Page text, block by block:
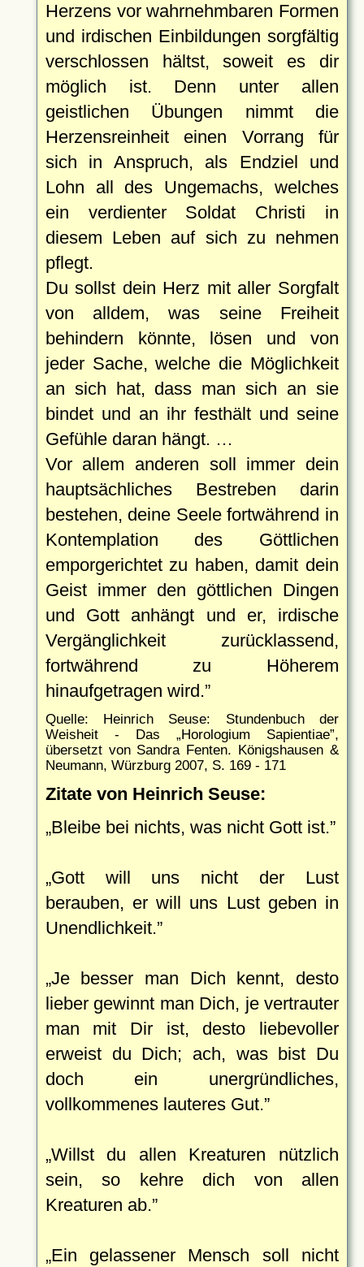
Herzens vor wahrnehmbaren Formen
und irdischen Einbildungen sorgfältig
verschlossen hältst, soweit es dir
möglich ist. Denn unter allen
geistlichen Übungen nimmt die
Herzensreinheit einen Vorrang für
sich in Anspruch, als Endziel und
Lohn all des Ungemachs, welches
ein verdienter Soldat Christi in
diesem Leben auf sich zu nehmen
pflegt.
Du sollst dein Herz mit aller Sorgfalt
von alldem, was seine Freiheit
behindern könnte, lösen und von
jeder Sache, welche die Möglichkeit
an sich hat, dass man sich an sie
bindet und an ihr festhält und seine
Gefühle daran hängt. …
Vor allem anderen soll immer dein
hauptsächliches Bestreben darin
bestehen, deine Seele fortwährend in
Kontemplation des Göttlichen
emporgerichtet zu haben, damit dein
Geist immer den göttlichen Dingen
und Gott anhängt und er, irdische
Vergänglichkeit zurücklassend,
fortwährend zu Höherem
hinaufgetragen wird.
Quelle: Heinrich Seuse: Stundenbuch der
Weisheit - Das
Horologium Sapientiae ,
übersetzt von Sandra Fenten. Königshausen &
Neumann, Würzburg 2007, S. 169 - 171
Zitate von Heinrich Seuse:
Bleibe bei nichts, was nicht Gott ist.
Gott will uns nicht der Lust
berauben, er will uns Lust geben in
Unendlichkeit.
Je besser man Dich kennt, desto
lieber gewinnt man Dich, je vertrauter
man mit Dir ist, desto liebevoller
erweist du Dich; ach, was bist Du
doch ein unergründliches,
vollkommenes lauteres Gut.
Willst du allen Kreaturen nützlich
sein, so kehre dich von allen
Kreaturen ab.
Ein gelassener Mensch soll nicht